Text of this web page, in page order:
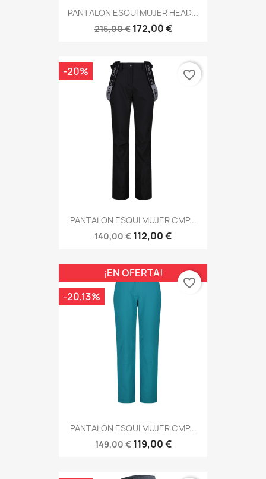
PANTALON ESQUI MUJER HEAD...
215,00 € 172,00 €
PANTALON ESQUI MUJER CMP...
140,00 € 112,00 €
-20% favorite_border
PANTALON ESQUI MUJER CMP...
149,00 € 119,00 €
¡EN OFERTA!
-20,13%
favorite_border